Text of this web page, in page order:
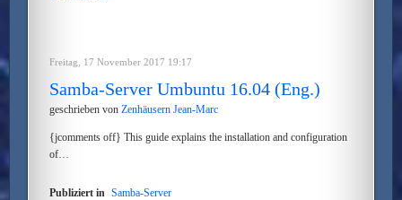
Freitag, 17 November 2017 19:17
Samba-Server Umbuntu 16.04 (Eng.)
geschrieben vonZenhäusern Jean-Marc
{jcomments off} This guide explains the installation and configuration
of…
Publiziert in Samba-Server